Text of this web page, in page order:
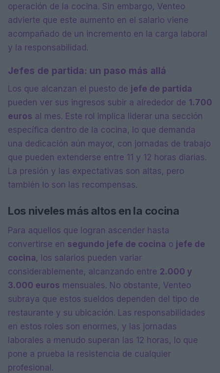
operación de la cocina. Sin embargo, Venteo
advierte que este aumento en el salario viene
acompañado de un incremento en la carga laboral
y la responsabilidad.
Jefes de partida: un paso más allá
Los que alcanzan el puesto de jefe de partida
pueden ver sus ingresos subir a alrededor de 1.700
euros al mes. Este rol implica liderar una sección
específica dentro de la cocina, lo que demanda
una dedicación aún mayor, con jornadas de trabajo
que pueden extenderse entre 11 y 12 horas diarias.
La presión y las expectativas son altas, pero
también lo son las recompensas.
Los niveles más altos en la cocina
Para aquellos que logran ascender hasta
convertirse en segundo jefe de cocina o jefe de
cocina, los salarios pueden variar
considerablemente, alcanzando entre 2.000 y
3.000 euros mensuales. No obstante, Venteo
subraya que estos sueldos dependen del tipo de
restaurante y su ubicación. Las responsabilidades
en estos roles son enormes, y las jornadas
laborales a menudo superan las 12 horas, lo que
pone a prueba la resistencia de cualquier
profesional.